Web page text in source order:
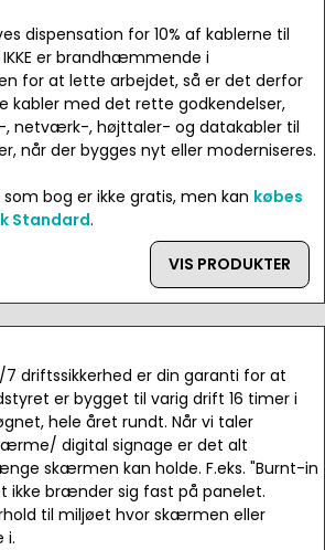
dispensation for 10% af kablerne til
er brandhæmmende i
for at lette arbejdet, så er det derfor
med det rette godkendelser,
netværk-, højttaler- og datakabler til
når der bygges nyt eller moderniseres.
som bog er ikke gratis, men kan købes
Standard.
VIS PRODUKTER
7 driftssikkerhed er din garanti for at
er bygget til varig drift 16 timer i
hele året rundt. Når vi taler
digital signage er det alt
skærmen kan holde. F.eks. "Burnt-in
ikke brænder sig fast på panelet.
til miljøet hvor skærmen eller
i.